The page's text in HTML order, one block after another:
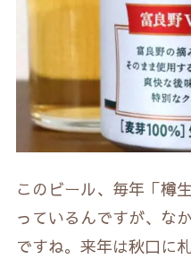
このビール、毎年「樽
っているんですが、な
ですね。来年は秋口に